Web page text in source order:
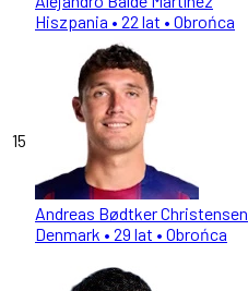
Hiszpania • 22 lat • Obrońca
15
Andreas Bødtker Christensen
Denmark • 29 lat • Obrońca